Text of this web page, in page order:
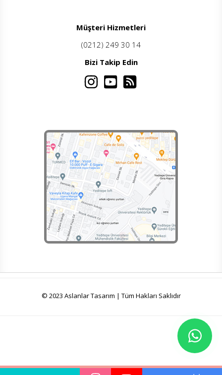
Müşteri Hizmetleri
(0212) 249 30 14
Bizi Takip Edin
© 2023 Aslanlar Tasarım | Tüm Hakları Saklıdır